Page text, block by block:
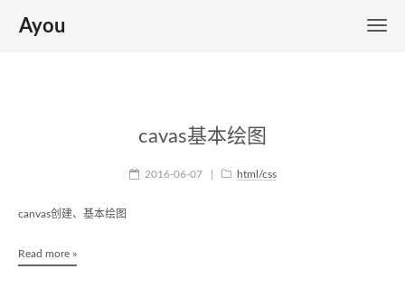
Ayou
cavas基本绘图
2016-06-07 html/css
canvas创建、基本绘图
Read more »